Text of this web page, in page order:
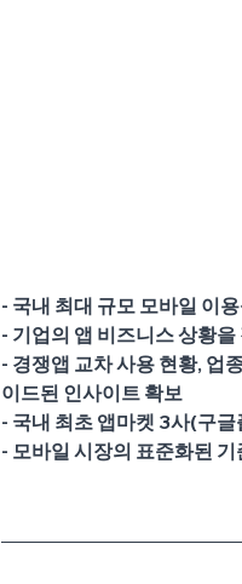
- 국내 최대 규모 모바일 이
- 기업의 앱 비즈니스 상황
- 경쟁앱 교차 사용 현황, 업
이드된 인사이트 확보
- 국내 최초 앱마켓 3사(구
- 모바일 시장의 표준화된